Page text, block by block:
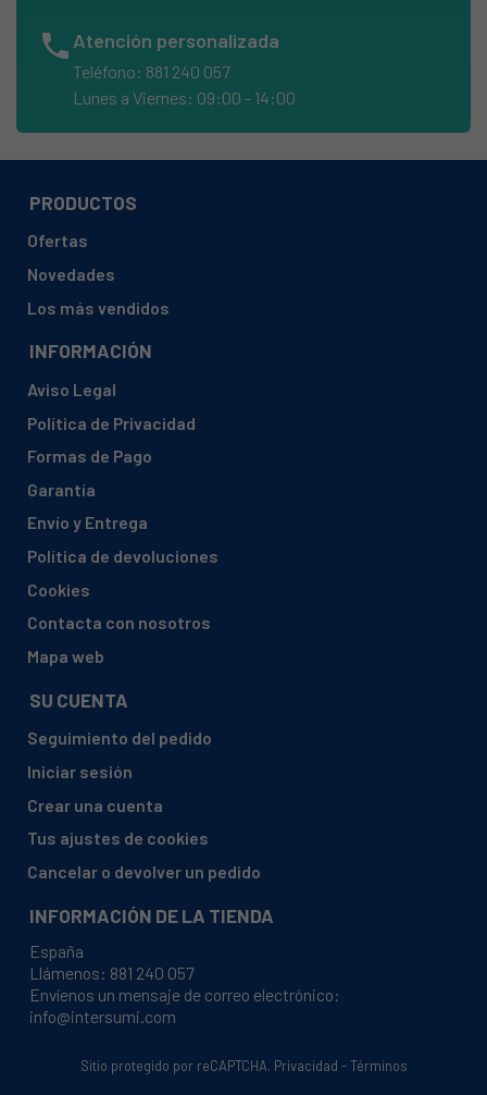
FAGOR, 2H425N
FAGOR, 2HC120N
WHITE WESTINGHOUSE , HW1-17
WHITE WESTINGHOUSE , HW117901280126
phone Atención personalizada
Teléfono: 881 240 057
Lunes a Viernes: 09:00 - 14:00
PRODUCTOS
Ofertas
Novedades
Los más vendidos
INFORMACIÓN
Aviso Legal
Política de Privacidad
Formas de Pago
Garantía
Envío y Entrega
Política de devoluciones
Cookies
Contacta con nosotros
Mapa web
SU CUENTA
Seguimiento del pedido
Iniciar sesión
Crear una cuenta
Tus ajustes de cookies
Cancelar o devolver un pedido
INFORMACIÓN DE LA TIENDA
España
Llámenos: 881 240 057
Envíenos un mensaje de correo electrónico:
info@intersumi.com
Sitio protegido por reCAPTCHA. Privacidad -Términos